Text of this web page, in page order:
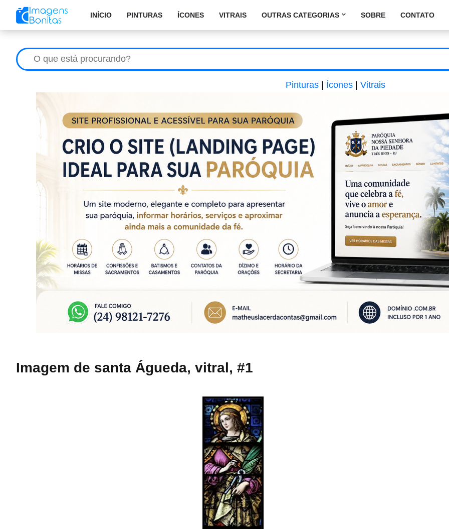
INÍCIO PINTURAS ÍCONES VITRAIS OUTRAS CATEGORIAS SOBRE CONTATO
Pinturas Ícones Vitrais
Imagem de santa Águeda, vitral, #1